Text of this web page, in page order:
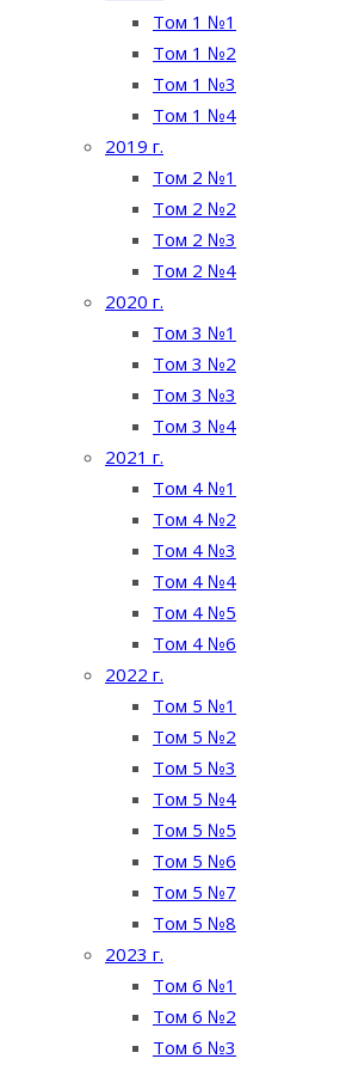
Том 1 №1
Том 1 №2
Том 1 №3
Том 1 №4
2019 г.
Том 2 №1
Том 2 №2
Том 2 №3
Том 2 №4
2020 г.
Том 3 №1
Том 3 №2
Том 3 №3
Том 3 №4
2021 г.
Том 4 №1
Том 4 №2
Том 4 №3
Том 4 №4
Том 4 №5
Том 4 №6
2022 г.
Том 5 №1
Том 5 №2
Том 5 №3
Том 5 №4
Том 5 №5
Том 5 №6
Том 5 №7
Том 5 №8
2023 г.
Том 6 №1
Том 6 №2
Том 6 №3